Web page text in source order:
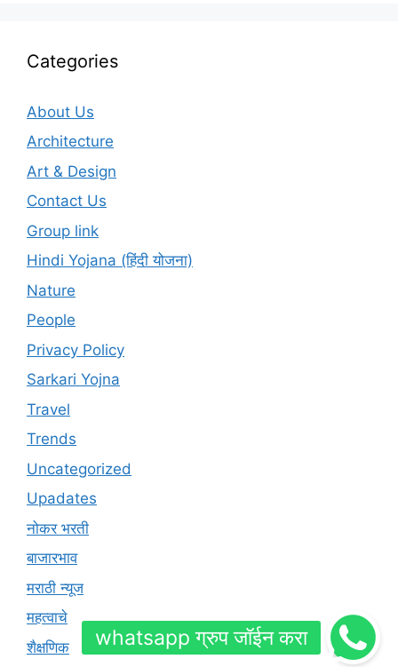
Categories
About Us
Architecture
Art & Design
Contact Us
Group link
Hindi Yojana (हिंदी योजना)
Nature
People
Privacy Policy
Sarkari Yojna
Travel
Trends
Uncategorized
Upadates
नोकर भरती
बाजारभाव
मराठी न्यूज
महत्वाचे
शैक्षणिक